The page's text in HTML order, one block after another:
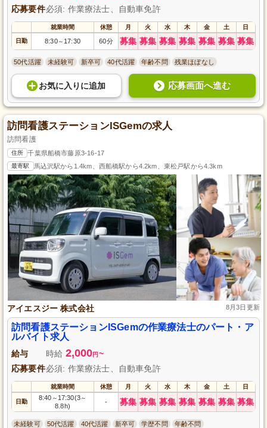
応募要件必須: 作業療法士、自動車免許
就業時間 休憩 月 火 水 木 金 土 日
日勤 8:30～ 17:30 60分 募集 募集 募集 募集 募集 募集 募集
50代活躍 未経験可 新卒可 40代活躍 年齢不問 残業ほぼなし
お気に入り に追加 応募画面へ進む
訪問看護ステーションISGemの求人
訪問看護
住所 千葉県船橋市藤原3-16-17
最寄駅 馬込沢駅から1.4km、西船橋駅から4.2km、東松戸駅から4.3km
アイエスジー 株式会社 8月3日更新
訪問看護ステーションISGemの作業療法士のパート・ア
ルバイト求人
給与 時給 2,000円 ~
応募要件必須: 作業療法士、自動車免許
就業時間 休憩 月 火 水 木 金 土 日
日勤
8:40 ～ 17:30(3～
8.8h)
- 募集 募集 募集 募集 募集 募集 募集
未経験可 50代活躍 40代活躍 新卒可 学歴不問 年齢不問